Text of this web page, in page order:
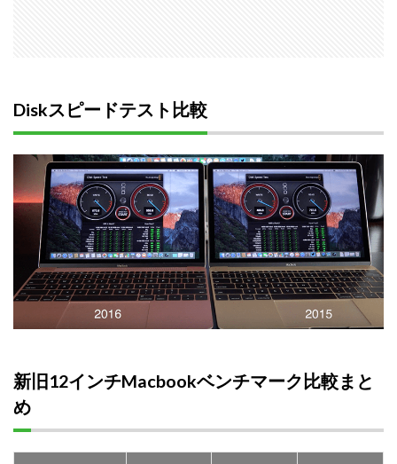
Diskスピードテスト比較
新旧12インチMacbookベンチマーク比較まと
め